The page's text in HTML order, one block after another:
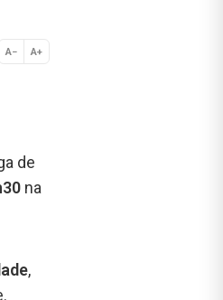
A− A+
Normal
de
na
,